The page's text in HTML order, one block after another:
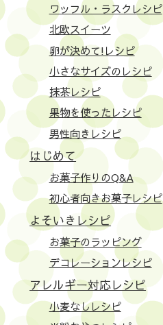
ワッフル・ラスクレシピ
北欧スイーツ
卵が決めて!レシピ
小さなサイズのレシピ
抹茶レシピ
果物を使ったレシピ
男性向きレシピ
はじめて
お菓子作りのQ&A
初心者向きお菓子レシピ
よそいきレシピ
お菓子のラッピング
デコレーションレシピ
アレルギー対応レシピ
小麦なしレシピ